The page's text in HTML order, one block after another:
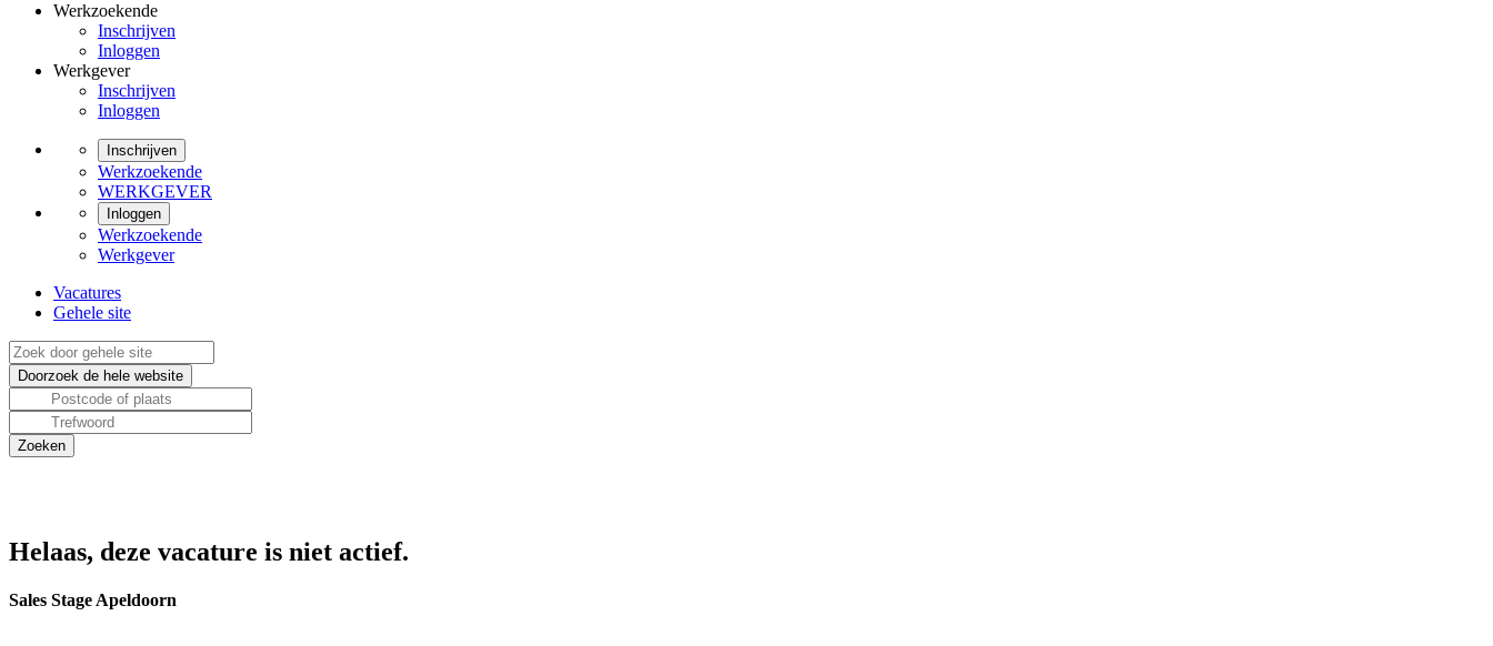
Werkzoekende
Inschrijven
Inloggen
Werkgever
Inschrijven
Inloggen
Inschrijven
Werkzoekende
WERKGEVER
Inloggen
Werkzoekende
Werkgever
Vacatures
Gehele site
Helaas, deze vacature is niet actief.
Sales Stage Apeldoorn